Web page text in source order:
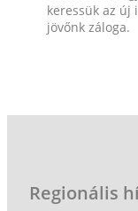
keressük az új
jövőnk záloga.
Regionális